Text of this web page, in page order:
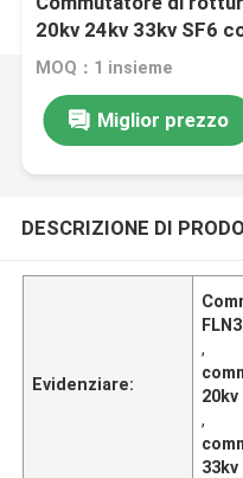
20kv 24kv 33kv SF6
MOQ：1 insieme
Miglior prezzo
DESCRIZIONE DI
Evidenziare:
,
20kv
,
33kv